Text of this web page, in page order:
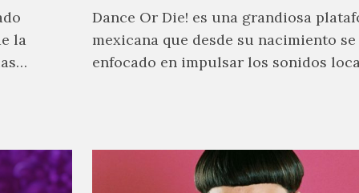
la
Dance Or Die! es una grandiosa
mexicana que desde su nacimiento se
enfocado en impulsar los sonidos